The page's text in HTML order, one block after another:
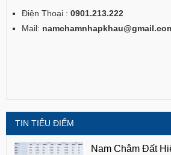
Điện Thoại : 0901.213.222
Mail:
TIN TIÊU ĐIỂM
Nam Châm Đất